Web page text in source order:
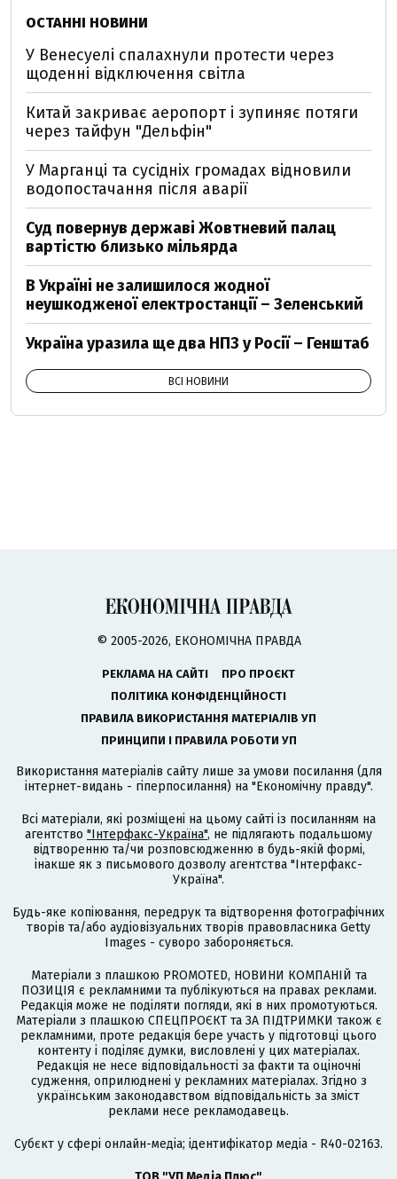
ОСТАННІ НОВИНИ
У Венесуелі спалахнули протести через
щоденні відключення світла
Китай закриває аеропорт і зупиняє потяги
через тайфун "Дельфін"
У Марганці та сусідніх громадах відновили
водопостачання після аварії
Суд повернув державі Жовтневий палац
вартістю близько мільярда
В Україні не залишилося жодної
неушкодженої електростанції – Зеленський
Україна уразила ще два НПЗ у Росії – Генштаб
ВСІ НОВИНИ
© 2005-2026, ЕКОНОМІЧНА ПРАВДА
РЕКЛАМА НА САЙТІ
ПРО ПРОЄКТ
ПОЛІТИКА КОНФІДЕНЦІЙНОСТІ
ПРАВИЛА ВИКОРИСТАННЯ МАТЕРІАЛІВ УП
ПРИНЦИПИ І ПРАВИЛА РОБОТИ УП
Використання матеріалів сайту лише за умови посилання (для
інтернет-видань - гіперпосилання) на "Економічну правду".
Всі матеріали, які розміщені на цьому сайті із посиланням на
агентство "Інтерфакс-Україна", не підлягають подальшому
відтворенню та/чи розповсюдженню в будь-якій формі,
інакше як з письмового дозволу агентства "Інтерфакс-
Україна".
Будь-яке копіювання, передрук та відтворення фотографічних
творів та/або аудіовізуальних творів правовласника Getty
Images - суворо забороняється.
Матеріали з плашкою PROMOTED, НОВИНИ КОМПАНІЙ та
ПОЗИЦІЯ є рекламними та публікуються на правах реклами.
Редакція може не поділяти погляди, які в них промотуються.
Матеріали з плашкою СПЕЦПРОЄКТ та ЗА ПІДТРИМКИ також є
рекламними, проте редакція бере участь у підготовці цього
контенту і поділяє думки, висловлені у цих матеріалах.
Редакція не несе відповідальності за факти та оціночні
судження, оприлюднені у рекламних матеріалах. Згідно з
українським законодавством відповідальність за зміст
реклами несе рекламодавець.
Cубєкт у сфері онлайн-медіа; ідентифікатор медіа - R40-02163.